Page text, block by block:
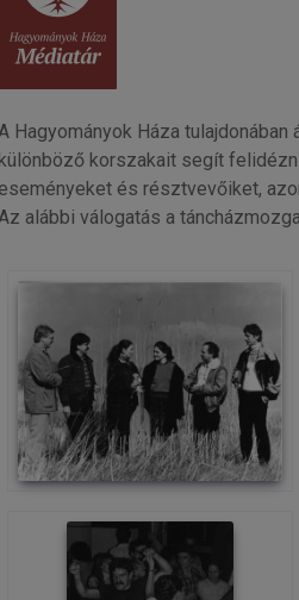
Hagyományok Háza
korszakait segít
eseményeket és résztvevőiket,
alábbi válogatás a